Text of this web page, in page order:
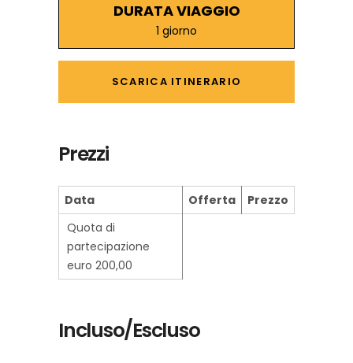
DURATA VIAGGIO
1 giorno
SCARICA ITINERARIO
Prezzi
Data Offerta
Prezzo
Quota di
partecipazione
euro 200,00
Incluso/Escluso